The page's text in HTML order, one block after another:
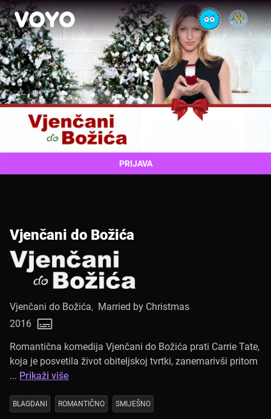
Vjenčani do Božića
Vjenčani do Božića, Married by Christmas
2016
Romantična komedija Vjenčani do Božića prati Carrie Tate,
koja je posvetila život obiteljskoj tvrtki, zanemarivši pritom
... Prikaži više
BLAGDANI ROMANTIČNO SMIJEŠNO
PRIJAVA